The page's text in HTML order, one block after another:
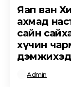
Яап ван
ахмад
сайн
хүчин
Admin